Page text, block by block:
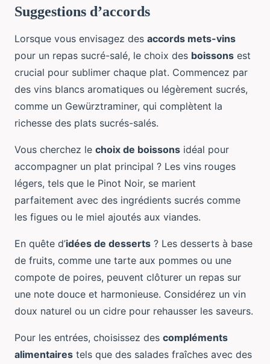
Suggestions d’accords
Lorsque vous envisagez des accords mets-vins
pour un repas sucré-salé, le choix des boissons est
crucial pour sublimer chaque plat. Commencez par
des vins blancs aromatiques ou légèrement sucrés,
comme un Gewürztraminer, qui complètent la
richesse des plats sucrés-salés.
Vous cherchez le choix de boissons idéal pour
accompagner un plat principal ? Les vins rouges
légers, tels que le Pinot Noir, se marient
parfaitement avec des ingrédients sucrés comme
les figues ou le miel ajoutés aux viandes.
En quête d’idées de desserts ? Les desserts à base
de fruits, comme une tarte aux pommes ou une
compote de poires, peuvent clôturer un repas sur
une note douce et harmonieuse. Considérez un vin
doux naturel ou un cidre pour rehausser les saveurs.
Pour les entrées, choisissez des compléments
alimentaires tels que des salades fraîches avec des